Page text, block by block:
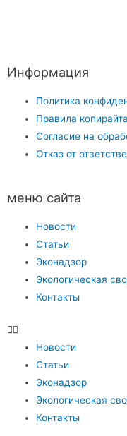
Информация
Политика
Правила копирайта
Согласие на
Отказ от
меню сайта
Новости
Статьи
Эконадзор
Экологическая
Контакты
Новости
Статьи
Эконадзор
Экологическая
Контакты